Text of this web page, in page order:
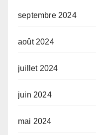
septembre 2024
août 2024
juillet 2024
juin 2024
mai 2024